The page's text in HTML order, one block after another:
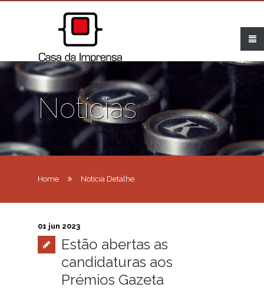
Notícias
Home Notícia Detalhe
01 jun 2023
Estão abertas as
candidaturas aos
Prémios Gazeta